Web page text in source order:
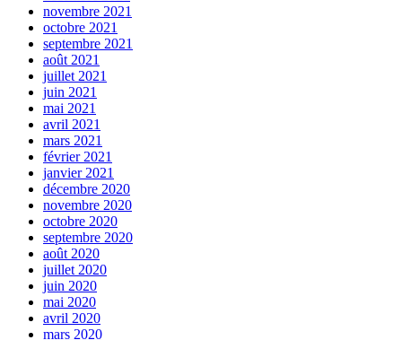
novembre 2021
octobre 2021
septembre 2021
août 2021
juillet 2021
juin 2021
mai 2021
avril 2021
mars 2021
février 2021
janvier 2021
décembre 2020
novembre 2020
octobre 2020
septembre 2020
août 2020
juillet 2020
juin 2020
mai 2020
avril 2020
mars 2020